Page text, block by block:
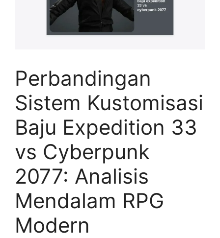
Perbandingan
Sistem Kustomisasi
Baju Expedition 33
vs Cyberpunk
2077: Analisis
Mendalam RPG
Modern